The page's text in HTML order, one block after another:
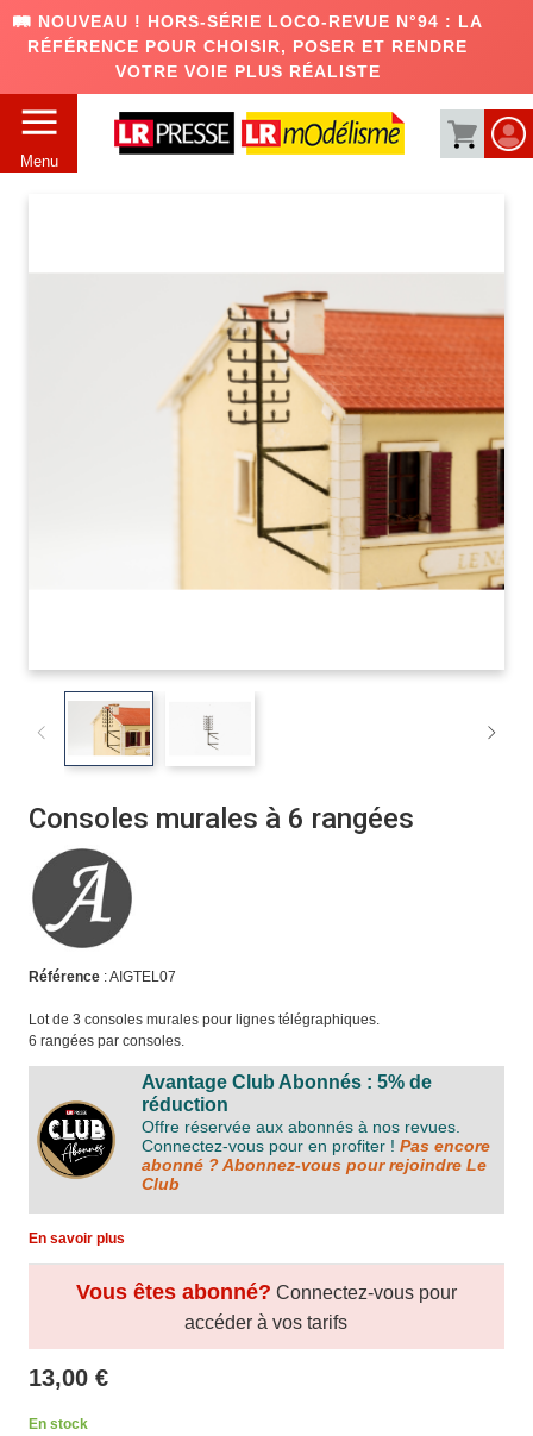
🛤️ NOUVEAU ! HORS-SÉRIE LOCO-REVUE N°94 : LA
RÉFÉRENCE POUR CHOISIR, POSER ET RENDRE
VOTRE VOIE PLUS RÉALISTE
Menu
Consoles murales à 6 rangées
Référence: AIGTEL07
Lot de 3 consoles murales pour lignes télégraphiques.
6 rangées par consoles.
Avantage Club Abonnés : 5% de
réduction
Offre réservée aux abonnés à nos revues.
Connectez-vous pour en profiter ! Pas encore
abonné ? Abonnez-vous pour rejoindre Le
Club
En savoir plus
13,00 €
En stock
Vous êtes abonné? Connectez-vous pour
accéder à vos tarifs